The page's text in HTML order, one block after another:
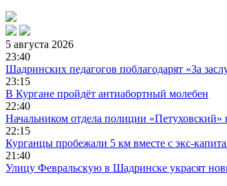
5 августа 2026
23:40
Шадринских педагогов поблагодарят «За
23:15
В Кургане пройдёт антиабортный молебен
22:40
Начальником отдела полиции
22:15
Курганцы пробежали 5 км вместе с экс-
21:40
Улицу Февральскую в Шадринске украсят